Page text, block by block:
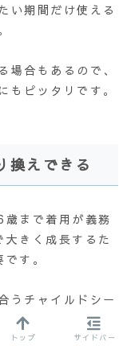
い期間だけ使える
場合もあるので、
もピッタリです。
換えできる
まで着用が義務
きく成長するた
す。
うチャイルドシー
トップ サイドバー